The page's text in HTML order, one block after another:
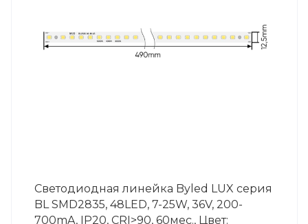
Светодиодная линейка Byled LUX серия
BL SMD2835, 48LED, 7-25W, 36V, 200-
700mA, IP20, CRI>90, 60мес., Цвет: